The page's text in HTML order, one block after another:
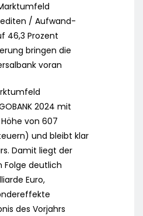
/ Aufwand-
46,3 Prozent
bringen die
voran
2024 mit
von 607
und bleibt klar
Damit liegt der
Folge deutlich
Euro,
des Vorjahrs